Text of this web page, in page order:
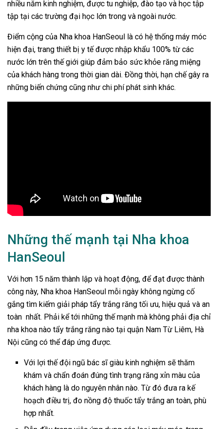
nhiều năm kinh nghiệm, được tu nghiệp, đào tạo và học tập
tập tại các trường đại học lớn trong và ngoài nước.
Điểm cộng của Nha khoa HanSeoul là có hệ thống máy móc
hiện đại, trang thiết bị y tế được nhập khẩu 100% từ các
nước lớn trên thế giới giúp đảm bảo sức khỏe răng miệng
của khách hàng trong thời gian dài. Đồng thời, hạn chế gây ra
những biến chứng cũng như chi phí phát sinh khác.
Những thế mạnh tại Nha khoa
HanSeoul
Với hơn 15 năm thành lập và hoạt động, để đạt được thành
công này, Nha khoa HanSeoul mỗi ngày không ngừng cố
gắng tìm kiếm giải pháp tẩy trắng răng tối ưu, hiệu quả và an
toàn nhất. Phải kể tới những thế mạnh mà không phải địa chỉ
nha khoa nào tẩy trắng răng nào tại quận Nam Từ Liêm, Hà
Nội cũng có thể đáp ứng được.
Với lợi thế đội ngũ bác sĩ giàu kinh nghiệm sẽ thăm
khám và chẩn đoán đúng tình trạng răng xỉn màu của
khách hàng là do nguyên nhân nào. Từ đó đưa ra kế
hoạch điều trị, đo nồng độ thuốc tẩy trắng an toàn, phù
hợp nhất.